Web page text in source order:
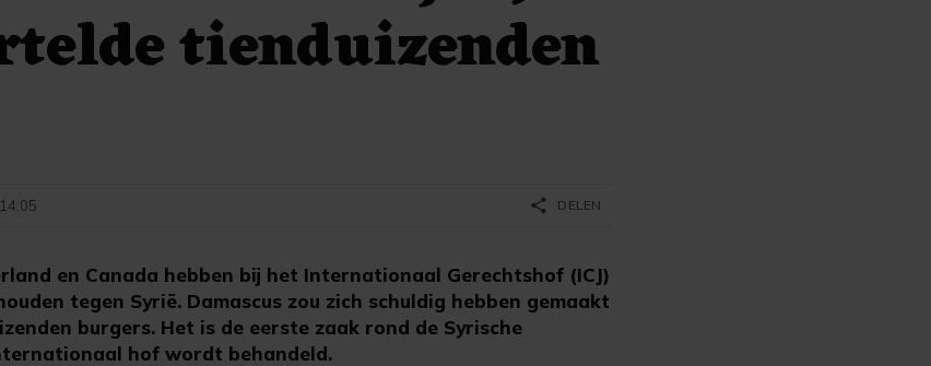
tienduizenden
en Canada hebben bij het Internationaal Gerechtshof (ICJ)
tegen Syrië. Damascus zou zich schuldig hebben gemaakt
burgers. Het is de eerste zaak rond de Syrische
hof wordt behandeld.
share DELEN